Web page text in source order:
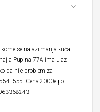
se nalazi manja kuća
Pupina 77A ima ulaz
da nije problem za
i555. Cena 2000e po